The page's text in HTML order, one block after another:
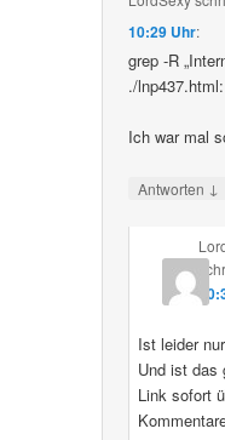
10:29 Uhr:
grep -R
./
Ich war mal
Antworten ↓
Ist leider
Und ist das
Link sofort